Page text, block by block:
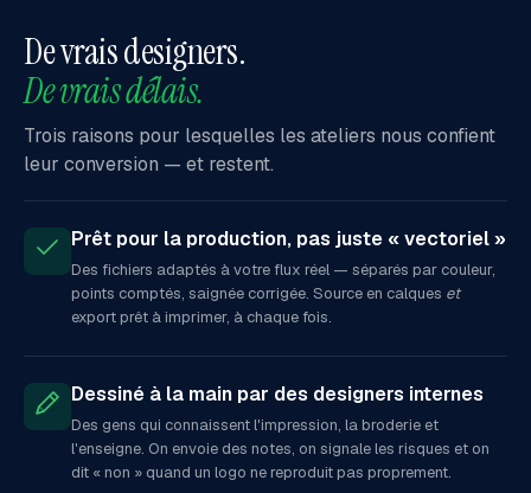
De vrais designers.
De vrais délais.
Trois raisons pour lesquelles les ateliers nous confient
leur conversion — et restent.
Prêt pour la production, pas juste « vectoriel »
Des fichiers adaptés à votre flux réel — séparés par couleur,
points comptés, saignée corrigée. Source en calques et
export prêt à imprimer, à chaque fois.
Dessiné à la main par des designers internes
Des gens qui connaissent l'impression, la broderie et
l'enseigne. On envoie des notes, on signale les risques et on
dit « non » quand un logo ne reproduit pas proprement.